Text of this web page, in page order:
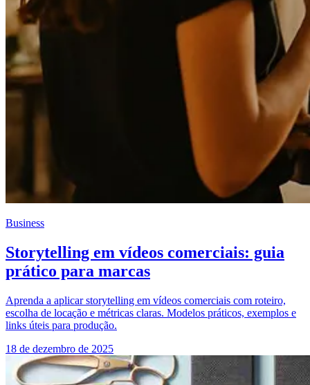
Business
Storytelling em vídeos comerciais: guia
prático para marcas
Aprenda a aplicar storytelling em vídeos comerciais com roteiro,
escolha de locação e métricas claras. Modelos práticos, exemplos e
links úteis para produção.
18 de dezembro de 2025